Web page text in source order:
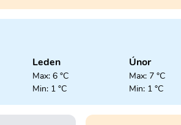
Leden
Max: 6 °C
Min: 1 °C
Únor
Max: 7 °C
Min: 1 °C